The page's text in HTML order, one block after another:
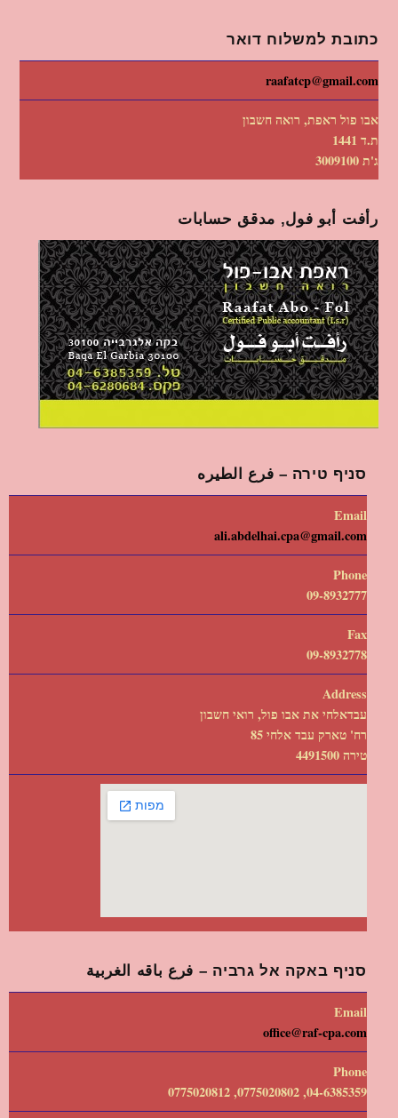
כתובת למשלוח דואר
raafatcp@gmail.com
אבו פול ראפת, רואה חשבון
ת.ד 1441
ג'ת 3009100
رأفت أبو فول, مدقق حسابات
סניף טירה – فرع الطيره
Email
ali.abdelhai.cpa@gmail.com
Phone
09-8932777
Fax
09-8932778
Address
עבדאלחי את אבו פול, רואי חשבון
רח' טארק עבד אלחי 85
טירה 4491500
סניף באקה אל גרביה – فرع باقه الغربية
Email
office@raf-cpa.com
Phone
04-6385359, 0775020802, 0775020812